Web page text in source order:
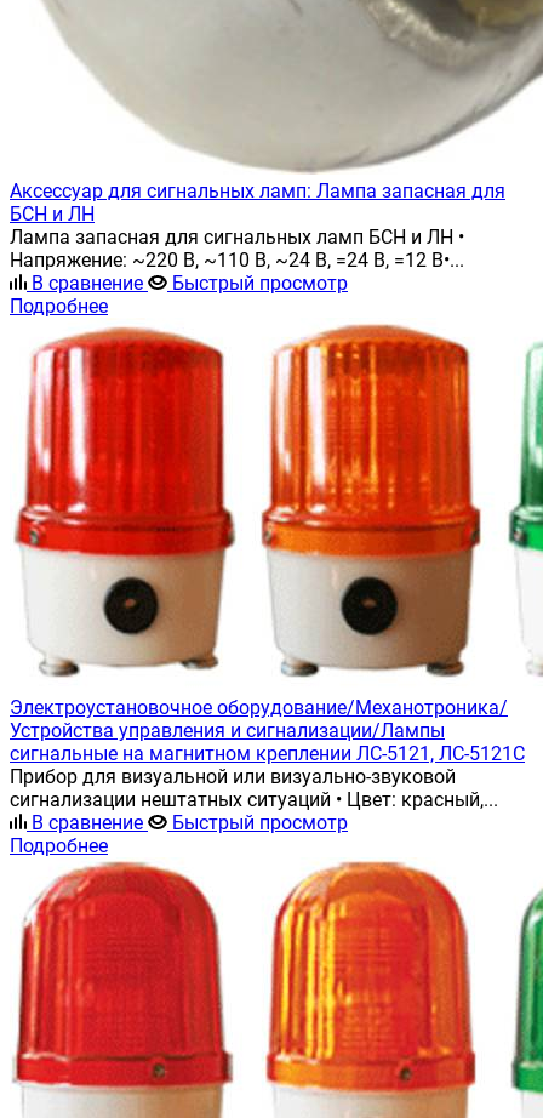
Аксессуар для сигнальных ламп: Лампа запасная для
БСН и ЛН
Лампа запасная для сигнальных ламп БСН и ЛН •
Напряжение: ~220 В, ~110 В, ~24 В, =24 В, =12 В•...
В сравнение
Быстрый просмотр
Подробнее
Электроустановочное оборудование/Механотроника/
Устройства управления и сигнализации/Лампы
сигнальные на магнитном креплении ЛС-5121, ЛС-5121С
Прибор для визуальной или визуально-звуковой
сигнализации нештатных ситуаций • Цвет: красный,...
В сравнение
Быстрый просмотр
Подробнее